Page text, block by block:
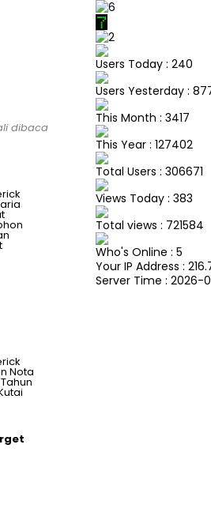
dibaca
Users Today : 240
Users Yesterday :
This Month : 3417
This Year : 127402
Total Users : 306671
Views Today : 383
Total views : 721584
Who's Online : 5
Your IP Address :
Server Time : 2026-